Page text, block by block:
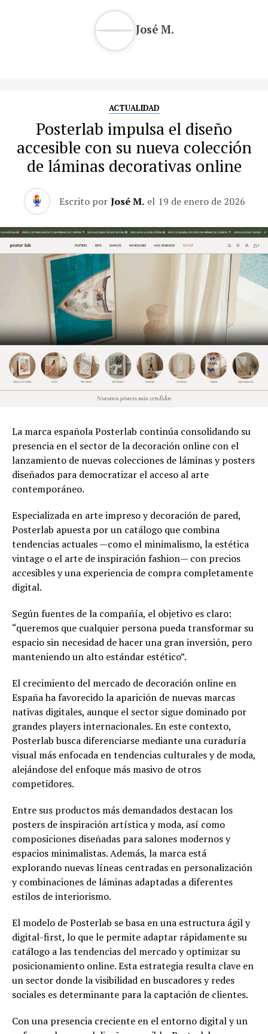
José M.
ACTUALIDAD
Posterlab impulsa el diseño
accesible con su nueva colección
de láminas decorativas online
Escrito por José M. el 19 de enero de 2026
La marca española Posterlab continúa consolidando su
presencia en el sector de la decoración online con el
lanzamiento de nuevas colecciones de láminas y posters
diseñados para democratizar el acceso al arte
contemporáneo.
Especializada en arte impreso y decoración de pared,
Posterlab apuesta por un catálogo que combina
tendencias actuales —como el minimalismo, la estética
vintage o el arte de inspiración fashion— con precios
accesibles y una experiencia de compra completamente
digital.
Según fuentes de la compañía, el objetivo es claro:
“queremos que cualquier persona pueda transformar su
espacio sin necesidad de hacer una gran inversión, pero
manteniendo un alto estándar estético”.
El crecimiento del mercado de decoración online en
España ha favorecido la aparición de nuevas marcas
nativas digitales, aunque el sector sigue dominado por
grandes players internacionales. En este contexto,
Posterlab busca diferenciarse mediante una curaduría
visual más enfocada en tendencias culturales y de moda,
alejándose del enfoque más masivo de otros
competidores.
Entre sus productos más demandados destacan los
posters de inspiración artística y moda, así como
composiciones diseñadas para salones modernos y
espacios minimalistas. Además, la marca está
explorando nuevas líneas centradas en personalización
y combinaciones de láminas adaptadas a diferentes
estilos de interiorismo.
El modelo de Posterlab se basa en una estructura ágil y
digital-first, lo que le permite adaptar rápidamente su
catálogo a las tendencias del mercado y optimizar su
posicionamiento online. Esta estrategia resulta clave en
un sector donde la visibilidad en buscadores y redes
sociales es determinante para la captación de clientes.
Con una presencia creciente en el entorno digital y un